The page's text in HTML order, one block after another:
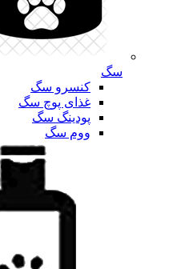
سگ
کنسرو سگ
غذای پوچ سگ
پودینگ سگ
ووم سگ